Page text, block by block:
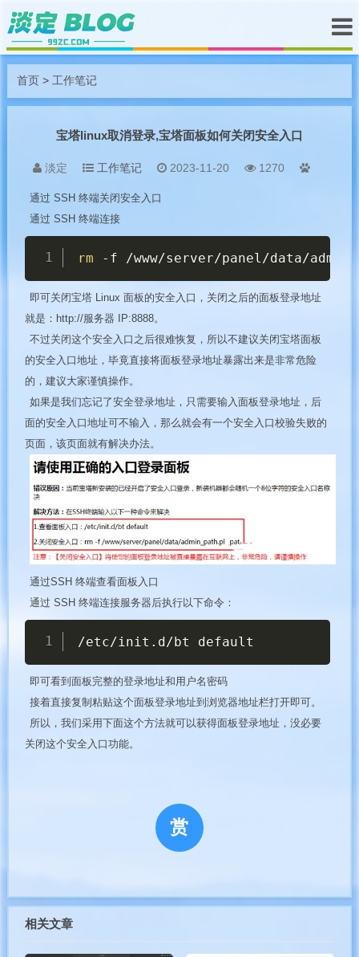
首页> 工作笔记
宝塔linux取消登录,宝塔面板如何关闭安全入口
淡定 工作笔记 2023-11-20 1270
通过 SSH 终端关闭安全入口
通过 SSH 终端连接
rm -f /www/server/panel/data/Copy
即可关闭宝塔 Linux 面板的安全入口，关闭之后的面板登录地址
就是：http://服务器 IP:8888。
不过关闭这个安全入口之后很难恢复，所以不建议关闭宝塔面板
的安全入口地址，毕竟直接将面板登录地址暴露出来是非常危险
的，建议大家谨慎操作。
如果是我们忘记了安全登录地址，只需要输入面板登录地址，后
面的安全入口地址可不输入，那么就会有一个安全入口校验失败的
页面，该页面就有解决办法。
通过SSH 终端查看面板入口
通过 SSH 终端连接服务器后执行以下命令：
/etc/init.d/bt default
即可看到面板完整的登录地址和用户名密码
接着直接复制粘贴这个面板登录地址到浏览器地址栏打开即可。
所以，我们采用下面这个方法就可以获得面板登录地址，没必要
关闭这个安全入口功能。
赏
相关文章